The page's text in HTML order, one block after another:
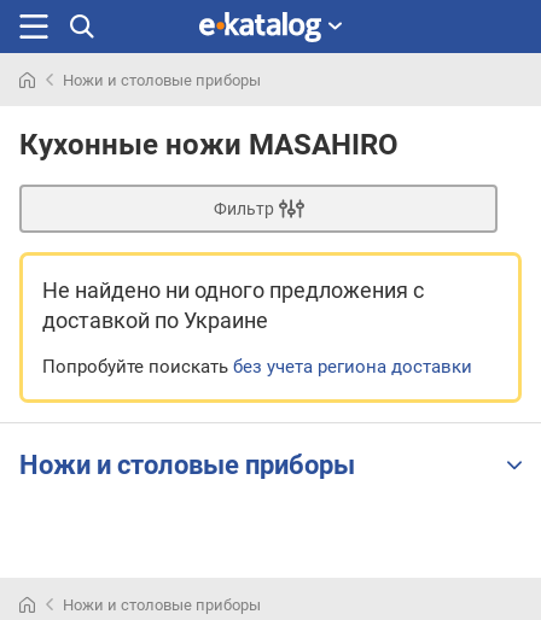
раньше
Ножи и столовые приборы
Кухонные ножи MASAHIRO
Фильтр
Не найдено ни одного предложения с
доставкой по Украине
Попробуйте поискать без учета региона доставки
Ножи и столовые приборы
Ножи и столовые приборы